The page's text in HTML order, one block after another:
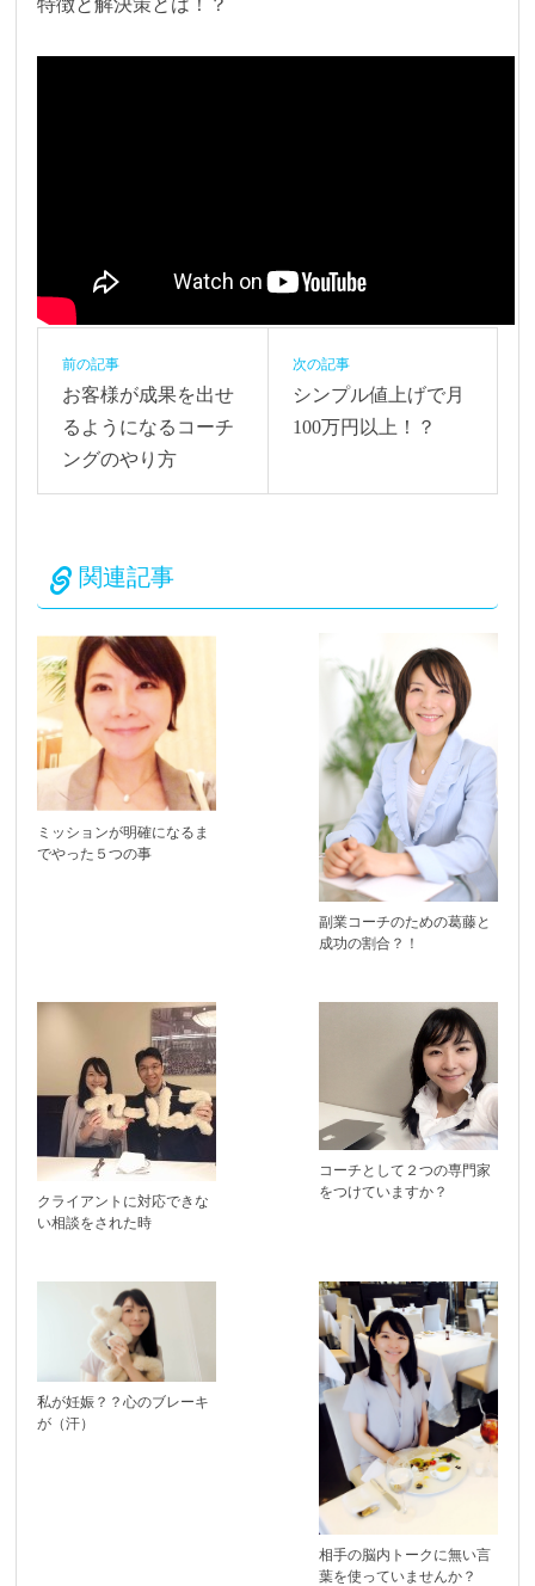
前の記事
お客様が成果を出せ
るようになるコーチ
ングのやり方
次の記事
シンプル値上げで月
100万円以上！？
関連記事
ミッションが明確になるま
でやった５つの事
副業コーチのための葛藤と
成功の割合？！
クライアントに対応できな
い相談をされた時
コーチとして２つの専門家
をつけていますか？
私が妊娠？？心のブレーキ
が（汗）
相手の脳内トークに無い言
葉を使っていませんか？